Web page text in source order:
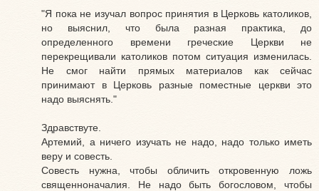
"Я пока не изучал вопрос принятия в Церковь католиков,
но выяснил, что была разная практика, до
определенного времени греческие Церкви не
перекрещивали католиков потом ситуация изменилась.
Не смог найти прямых материалов как сейчас
принимают в Церковь разные поместные церкви это
надо выяснять."
Здравствуте.
Артемий, а ничего изучать не надо, надо только иметь
веру и совесть.
Совесть нужна, чтобы обличить откровенную ложь
священноначалия. Не надо быть богословом, чтобы